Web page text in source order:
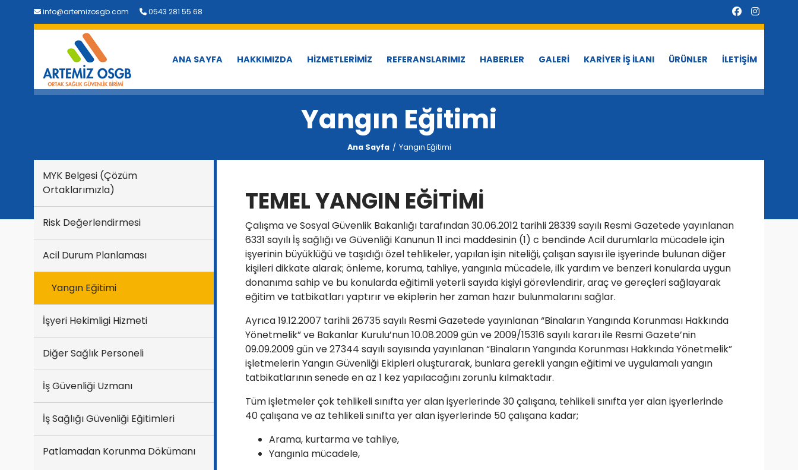
info@artemizosgb.com 0543 281 55 68
ANA SAYFA HAKKIMIZDA HİZMETLERİMİZ REFERANSLARIMIZ HABERLER GALERİ KARİYER İŞ İLANI ÜRÜNLER İLETİŞİM
Yangın Eğitimi
Ana Sayfa Yangın Eğitimi
MYK Belgesi (Çözüm
Ortaklarımızla)
Risk Değerlendirmesi
Acil Durum Planlaması
Yangın Eğitimi
İşyeri Hekimligi Hizmeti
Diğer Sağlık Personeli
İş Güvenliği Uzmanı
İş Sağlığı Güvenliği Eğitimleri
Patlamadan Korunma Dökümanı
TEMEL YANGIN EĞİTİMİ
Çalışma ve Sosyal Güvenlik Bakanlığı tarafından 30.06.2012 tarihli 28339 sayılı Resmi Gazetede yayınlanan
6331 sayılı İş sağlığı ve Güvenliği Kanunun 11 inci maddesinin (1) c bendinde Acil durumlarla mücadele için
işyerinin büyüklüğü ve taşıdığı özel tehlikeler, yapılan işin niteliği, çalışan sayısı ile işyerinde bulunan diğer
kişileri dikkate alarak; önleme, koruma, tahliye, yangınla mücadele, ilk yardım ve benzeri konularda uygun
donanıma sahip ve bu konularda eğitimli yeterli sayıda kişiyi görevlendirir, araç ve gereçleri sağlayarak
eğitim ve tatbikatları yaptırır ve ekiplerin her zaman hazır bulunmalarını sağlar.
Ayrıca 19.12.2007 tarihli 26735 sayılı Resmi Gazetede yayınlanan “Binaların Yangında Korunması Hakkında
Yönetmelik” ve Bakanlar Kurulu’nun 10.08.2009 gün ve 2009/15316 sayılı kararı ile Resmi Gazete’nin
09.09.2009 gün ve 27344 sayılı sayısında yayınlanan “Binaların Yangında Korunması Hakkında Yönetmelik”
işletmelerin Yangın Güvenliği Ekipleri oluşturarak, bunlara gerekli yangın eğitimi ve uygulamalı yangın
tatbikatlarının senede en az 1 kez yapılacağını zorunlu kılmaktadır.
Tüm işletmeler çok tehlikeli sınıfta yer alan işyerlerinde 30 çalışana, tehlikeli sınıfta yer alan işyerlerinde
40 çalışana ve az tehlikeli sınıfta yer alan işyerlerinde 50 çalışana kadar;
Arama, kurtarma ve tahliye,
Yangınla mücadele,